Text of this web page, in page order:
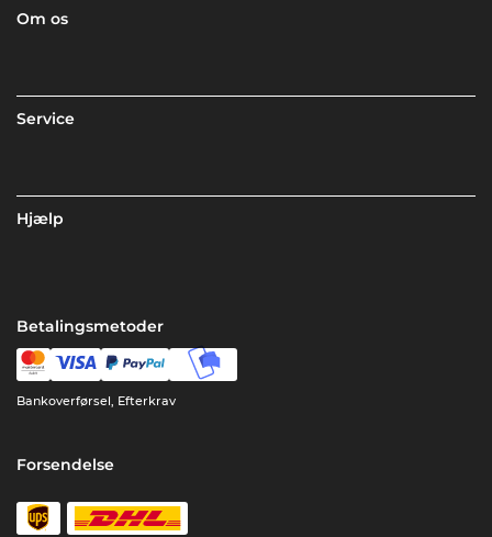
Om os
Service
Hjælp
Betalingsmetoder
Bankoverførsel, Efterkrav
Forsendelse